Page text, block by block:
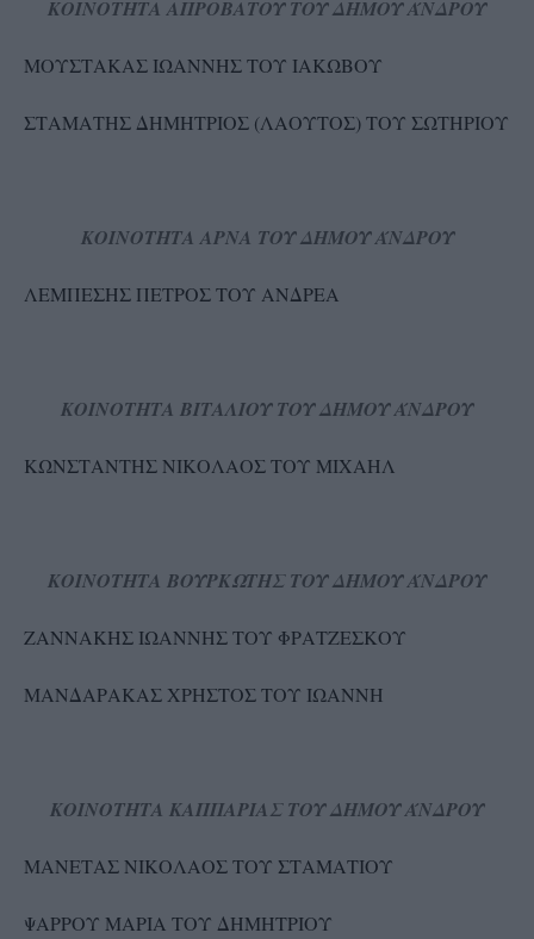
ΚΟΙΝΟΤΗΤΑ ΑΠΡΟΒΑΤΟΥ ΤΟΥ ΔΗΜΟΥ ΆΝΔΡΟΥ
ΜΟΥΣΤΑΚΑΣ ΙΩΑΝΝΗΣ ΤΟΥ ΙΑΚΩΒΟΥ
ΣΤΑΜΑΤΗΣ ΔΗΜΗΤΡΙΟΣ (ΛΑΟΥΤΟΣ) ΤΟΥ ΣΩΤΗΡΙΟΥ
ΚΟΙΝΟΤΗΤΑ ΑΡΝΑ ΤΟΥ ΔΗΜΟΥ ΆΝΔΡΟΥ
ΛΕΜΠΕΣΗΣ ΠΕΤΡΟΣ ΤΟΥ ΑΝΔΡΕΑ
ΚΟΙΝΟΤΗΤΑ ΒΙΤΑΛΙΟΥ ΤΟΥ ΔΗΜΟΥ ΆΝΔΡΟΥ
ΚΩΝΣΤΑΝΤΗΣ ΝΙΚΟΛΑΟΣ ΤΟΥ ΜΙΧΑΗΛ
ΚΟΙΝΟΤΗΤΑ ΒΟΥΡΚΩΤΗΣ ΤΟΥ ΔΗΜΟΥ ΆΝΔΡΟΥ
ΖΑΝΝΑΚΗΣ ΙΩΑΝΝΗΣ ΤΟΥ ΦΡΑΤΖΕΣΚΟΥ
ΜΑΝΔΑΡΑΚΑΣ ΧΡΗΣΤΟΣ ΤΟΥ ΙΩΑΝΝΗ
ΚΟΙΝΟΤΗΤΑ ΚΑΠΠΑΡΙΑΣ ΤΟΥ ΔΗΜΟΥ ΆΝΔΡΟΥ
ΜΑΝΕΤΑΣ ΝΙΚΟΛΑΟΣ ΤΟΥ ΣΤΑΜΑΤΙΟΥ
ΨΑΡΡΟΥ ΜΑΡΙΑ ΤΟΥ ΔΗΜΗΤΡΙΟΥ